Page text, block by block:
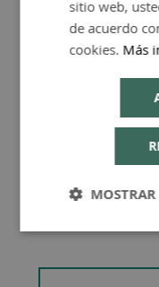
Consejos
sitio web,
de acuerdo
cookies. Más
MOSTRAR